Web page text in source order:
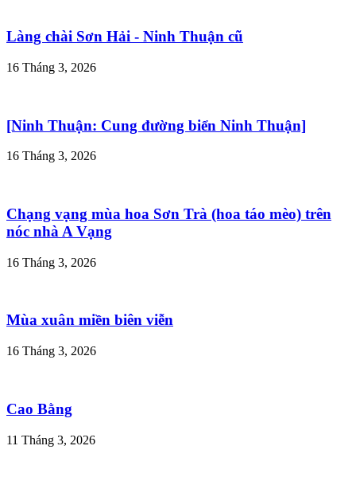
Làng chài Sơn Hải - Ninh Thuận cũ
16 Tháng 3, 2026
[Ninh Thuận: Cung đường biển Ninh Thuận]
16 Tháng 3, 2026
Chạng vạng mùa hoa Sơn Trà (hoa táo mèo) trên
nóc nhà A Vạng
16 Tháng 3, 2026
Mùa xuân miền biên viễn
16 Tháng 3, 2026
Cao Bằng
11 Tháng 3, 2026